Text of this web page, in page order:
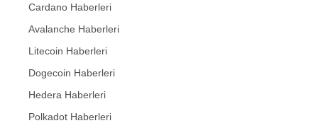
Cardano Haberleri
Avalanche Haberleri
Litecoin Haberleri
Dogecoin Haberleri
Hedera Haberleri
Polkadot Haberleri